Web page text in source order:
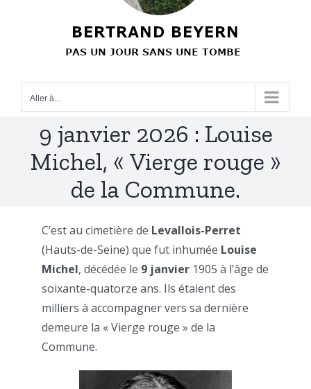
Aller à...
9 janvier 2026 : Louise
Michel, « Vierge rouge »
de la Commune.
C’est au cimetière de Levallois-Perret
(Hauts-de-Seine) que fut inhumée Louise
Michel, décédée le 9 janvier 1905 à l’âge de
soixante-quatorze ans. Ils étaient des
milliers à accompagner vers sa dernière
demeure la « Vierge rouge » de la
Commune.